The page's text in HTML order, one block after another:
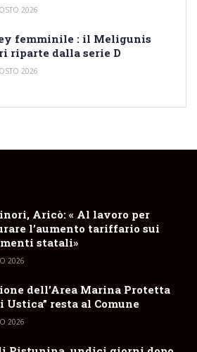
2026
femminile : il Meligunis
riparte dalla serie D
2026
Aricò: « Al lavoro per
l’aumento tariffario sui
statali»
2026
dell’Area Marina Protetta
Ustica” resta al Comune
2026